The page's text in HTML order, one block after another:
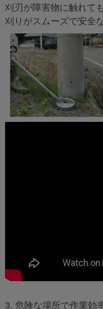
刈刃が障害物に触れて
刈りがスムーズで安全
3. 危険な場所で作業効